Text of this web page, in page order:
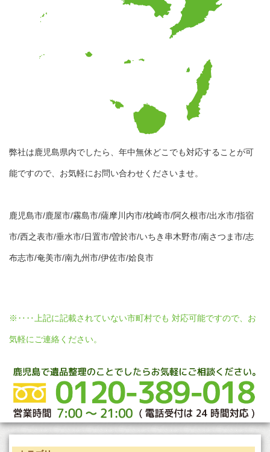
弊社は鹿児島県内でしたら、年中無休どこでも対応することが可
能ですので、お気軽にお問い合わせくださいませ。
鹿児島市/鹿屋市/霧島市/薩摩川内市/枕崎市/阿久根市/出水市/指宿
市/西之表市/垂水市/日置市/曽於市/いちき串木野市/南さつま市/志
布志市/奄美市/南九州市/伊佐市/姶良市
※‥‥上記に記載されていない市町村でも 対応可能ですので、お
気軽にご連絡ください。